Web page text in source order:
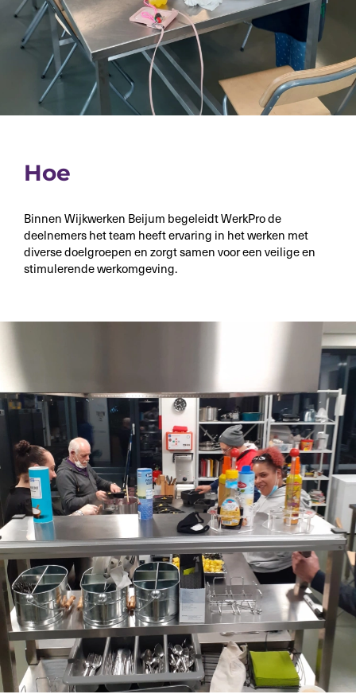
Hoe
Binnen Wijkwerken Beijum begeleidt WerkPro de
deelnemers het team heeft ervaring in het werken met
diverse doelgroepen en zorgt samen voor een veilige en
stimulerende werkomgeving.